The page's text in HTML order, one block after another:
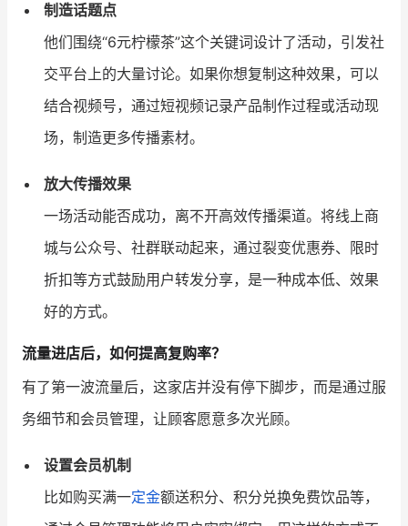
制造话题点
他们围绕“6元柠檬茶”这个关键词设计了活动，引发社
交平台上的大量讨论。如果你想复制这种效果，可以
结合视频号，通过短视频记录产品制作过程或活动现
场，制造更多传播素材。
放大传播效果
一场活动能否成功，离不开高效传播渠道。将线上商
城与公众号、社群联动起来，通过裂变优惠券、限时
折扣等方式鼓励用户转发分享，是一种成本低、效果
好的方式。
流量进店后，如何提高复购率？
有了第一波流量后，这家店并没有停下脚步，而是通过服
务细节和会员管理，让顾客愿意多次光顾。
设置会员机制
比如购买满一定金额送积分、积分兑换免费饮品等，